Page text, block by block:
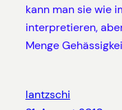
kann man sie wie
interpretieren,
Menge
lantzschi